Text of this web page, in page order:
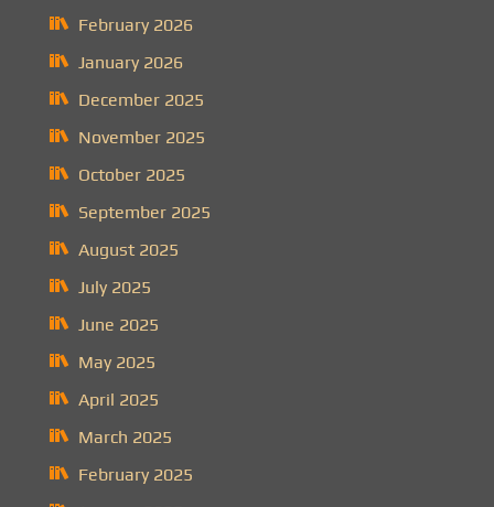
February 2026
January 2026
December 2025
November 2025
October 2025
September 2025
August 2025
July 2025
June 2025
May 2025
April 2025
March 2025
February 2025